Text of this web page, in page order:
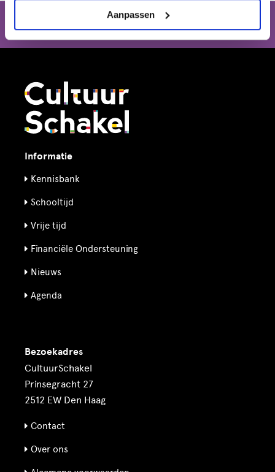
Aanpassen
CultuurSchakel brengt je verder in kunst en cultuur in
Den Haag
Informatie
Kennisbank
Schooltijd
Vrije tijd
Financiële Ondersteuning
Nieuws
Agenda
Bezoekadres
CultuurSchakel
Prinsegracht 27
2512 EW Den Haag
Contact
Over ons